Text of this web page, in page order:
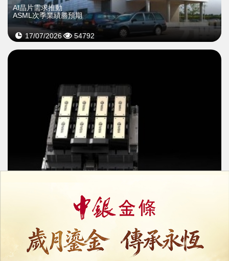
AI晶片需求推動
ASML次季業績勝預期
17/07/2026 54792
美擴大對華AI晶片出口許可
37183